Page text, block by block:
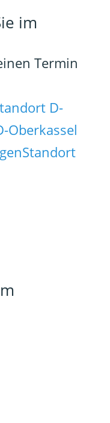
im
Termin
D-
Oberkassel
Standort